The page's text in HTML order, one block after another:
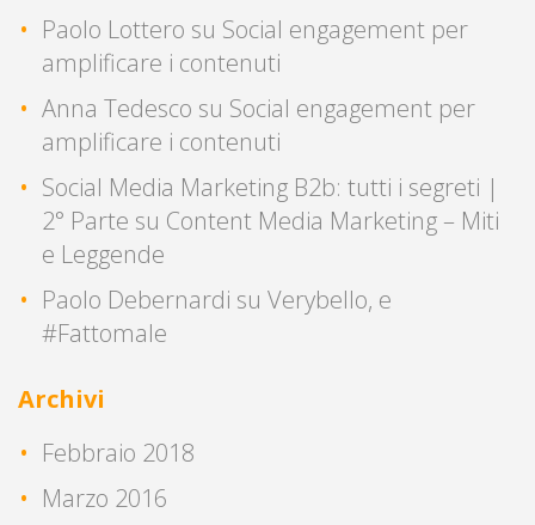
Paolo Lottero su Social engagement per
amplificare i contenuti
Anna Tedesco su Social engagement per
amplificare i contenuti
Social Media Marketing B2b: tutti i segreti |
2° Parte su Content Media Marketing – Miti
e Leggende
Paolo Debernardi su Verybello, e
#Fattomale
Archivi
Febbraio 2018
Marzo 2016